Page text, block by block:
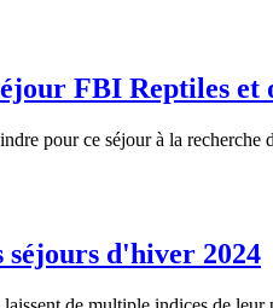
FBI Reptiles et
pour ce séjour à la recherche
séjours d'hiver 2024